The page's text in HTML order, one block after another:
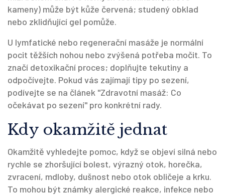
kameny) může být kůže červená; studený obklad
nebo zklidňující gel pomůže.
U lymfatické nebo regenerační masáže je normální
pocit těžších nohou nebo zvýšená potřeba močit. To
značí detoxikační proces; doplňujte tekutiny a
odpočívejte. Pokud vás zajímají tipy po sezení,
podívejte se na článek "Zdravotní masáž: Co
očekávat po sezení" pro konkrétní rady.
Kdy okamžitě jednat
Okamžitě vyhledejte pomoc, když se objeví silná nebo
rychle se zhoršující bolest, výrazný otok, horečka,
zvracení, mdloby, dušnost nebo otok obličeje a krku.
To mohou být známky alergické reakce, infekce nebo